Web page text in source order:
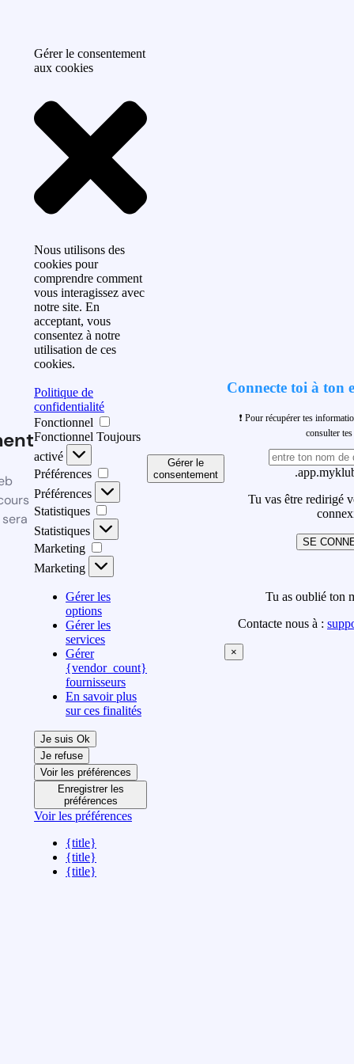
Gérer le consentement
aux cookies
Nous utilisons des
cookies pour
comprendre comment
vous interagissez avec
notre site. En
acceptant, vous
consentez à notre
utilisation de ces
cookies.
Politique de
confidentialité
Fonctionnel
Fonctionnel Toujours
activé
Préférences
Préférences
Statistiques
Statistiques
Marketing
Marketing
Gérer les
options
Gérer les
services
Gérer
{vendor_count}
fournisseurs
En savoir plus
sur ces finalités
Je suis Ok
Je refuse
Voir les préférences
Enregistrer les
préférences
Voir les préférences
{title}
{title}
{title}
Gérer le
consentement
Connecte toi à ton
❗ Pour récupérer tes
consulter
Tu vas être redirigé
SE
Tu as oublié ton
Contacte nous à :
×